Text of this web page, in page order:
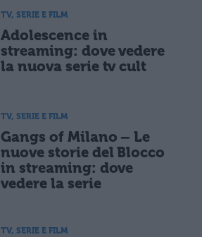
TV, SERIE E FILM
Adolescence in
streaming: dove vedere
la nuova serie tv cult
TV, SERIE E FILM
Gangs of Milano – Le
nuove storie del Blocco
in streaming: dove
vedere la serie
TV, SERIE E FILM